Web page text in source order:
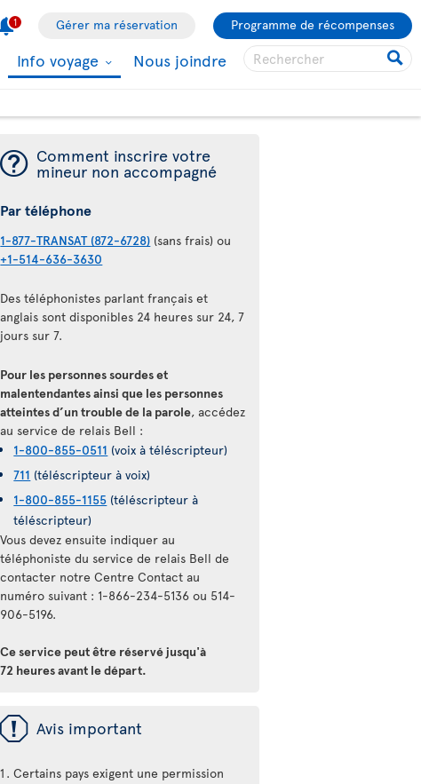
1 Gérer ma réservation Programme de récompenses
Info voyage Nous joindre
¯ Comment inscrire votre
mineur non accompagné
Par téléphone
1-877-TRANSAT (872-6728) (sans frais) ou
+1-514-636-3630
Des téléphonistes parlant français et
anglais sont disponibles 24 heures sur 24, 7
jours sur 7.
Pour les personnes sourdes et
malentendantes ainsi que les personnes
atteintes d’un trouble de la parole, accédez
au service de relais Bell :
1-800-855-0511 (voix à téléscripteur)
711 (téléscripteur à voix)
1-800-855-1155 (téléscripteur à
téléscripteur)
Vous devez ensuite indiquer au
téléphoniste du service de relais Bell de
contacter notre Centre Contact au
numéro suivant : 1-866-234-5136 ou 514-
906-5196.
Ce service peut être réservé jusqu'à
72 heures avant le départ.
ü Avis important
Certains pays exigent une permission